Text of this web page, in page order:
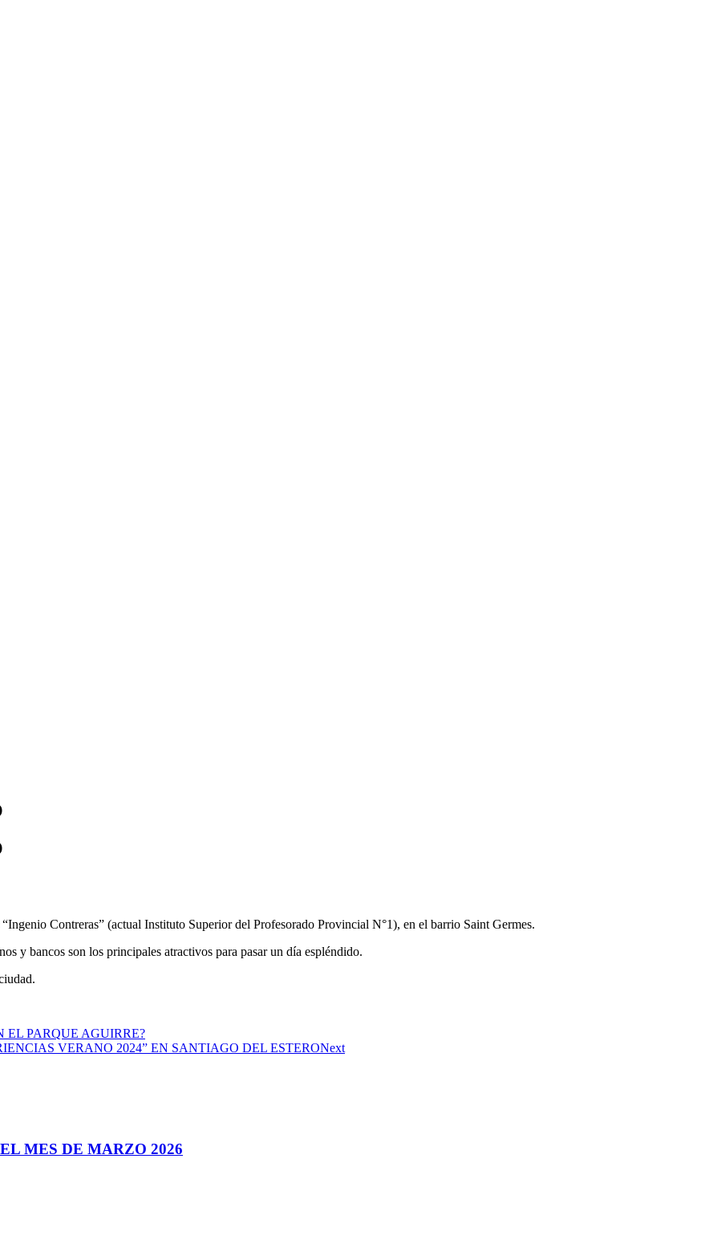
Contreras” (actual Instituto Superior del Profesorado Provincial N°1), en el barrio Saint Germes.
y bancos son los principales atractivos para pasar un día espléndido.
PARQUE AGUIRRE?
VERANO 2024” EN SANTIAGO DEL ESTERONext
MES DE MARZO 2026